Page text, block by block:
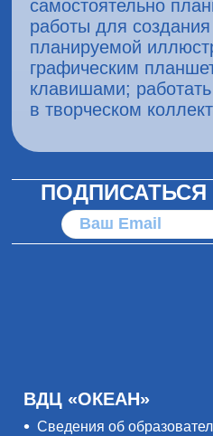
самостоятельно
работы для создания
планируемой
графическим
клавишами;
в творческом
ВДЦ «ОКЕАН»
Сведения об